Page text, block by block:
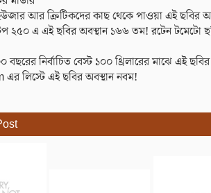
আর ক্রিটিকদের কাছ থেকে পাওয়া এই ছবির
২৫০ এ এই ছবির অবস্থান ১৬৬ তম! রটেন টমেটো
নির্বাচিত বেস্ট ১০০ থ্রিলারের মাঝে এই
লিস্টে এই ছবির অবস্থান নবম!